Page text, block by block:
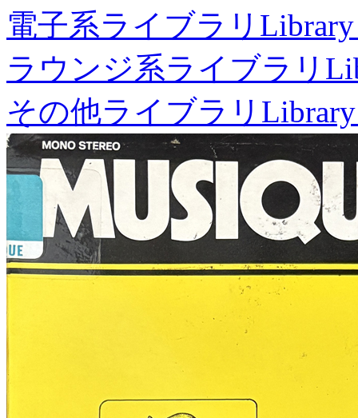
電子系ライブラリ
ラウンジ系ライブラリ
その他ライブラリ